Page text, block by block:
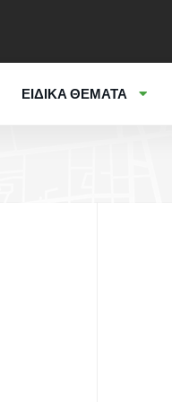
ΕΙΔΙΚΑ ΘΕΜΑΤΑ